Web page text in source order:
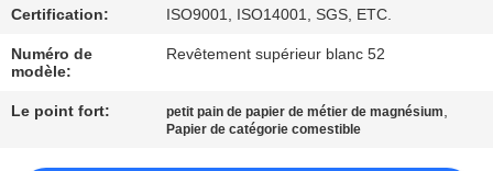
CONTACTEZ-
NOUS
NOUVELLES
Certification: ISO9001, ISO14001, SGS, ETC.
Numéro de
modèle:
Revêtement supérieur blanc 52
Le point fort: petit pain de papier de métier de magnésium,
Papier de catégorie comestible